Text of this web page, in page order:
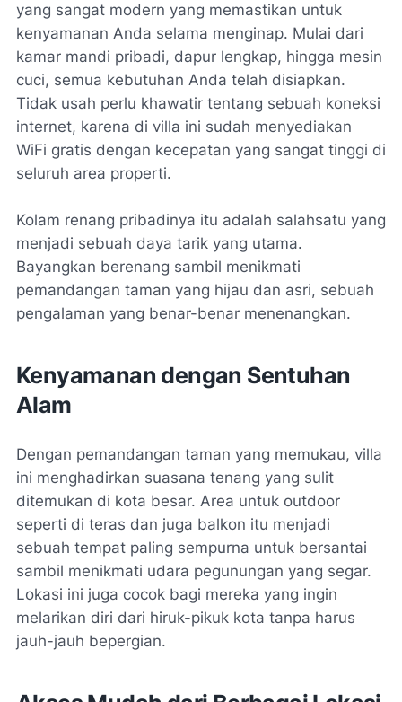
yang sangat modern yang memastikan untuk
kenyamanan Anda selama menginap. Mulai dari
kamar mandi pribadi, dapur lengkap, hingga mesin
cuci, semua kebutuhan Anda telah disiapkan.
Tidak usah perlu khawatir tentang sebuah koneksi
internet, karena di villa ini sudah menyediakan
WiFi gratis dengan kecepatan yang sangat tinggi di
seluruh area properti.
Kolam renang pribadinya itu adalah salahsatu yang
menjadi sebuah daya tarik yang utama.
Bayangkan berenang sambil menikmati
pemandangan taman yang hijau dan asri, sebuah
pengalaman yang benar-benar menenangkan.
Kenyamanan dengan Sentuhan
Alam
Dengan pemandangan taman yang memukau, villa
ini menghadirkan suasana tenang yang sulit
ditemukan di kota besar. Area untuk outdoor
seperti di teras dan juga balkon itu menjadi
sebuah tempat paling sempurna untuk bersantai
sambil menikmati udara pegunungan yang segar.
Lokasi ini juga cocok bagi mereka yang ingin
melarikan diri dari hiruk-pikuk kota tanpa harus
jauh-jauh bepergian.